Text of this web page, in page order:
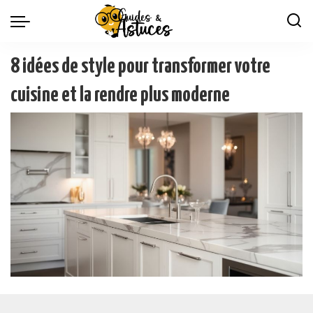
8 idées de style pour transformer votre
cuisine et la rendre plus moderne